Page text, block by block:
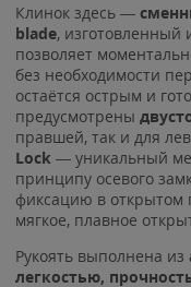
Клинок здесь —
blade, изготовленный
позволяет
без необходимости
остаётся острым и
предусмотрены
правшей, так и для
Lock — уникальный
принципу осевого
фиксацию в открытом
мягкое, плавное
Рукоять выполнена из
легкостью,